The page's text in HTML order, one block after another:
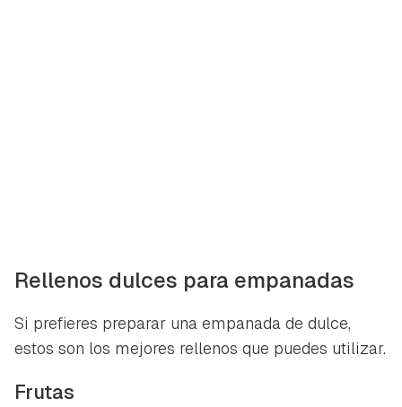
Rellenos dulces para empanadas
Si prefieres preparar una empanada de dulce,
estos son los mejores rellenos que puedes utilizar.
Frutas